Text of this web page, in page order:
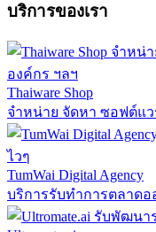
บริการของเรา
Thaiware Shop
จำหน่าย จัดหา ซอฟต์แ
TumWai Digital Agency
บริการรับทำการตลาดอ